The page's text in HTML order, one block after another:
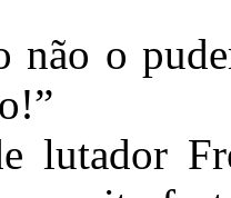
não o
lutador